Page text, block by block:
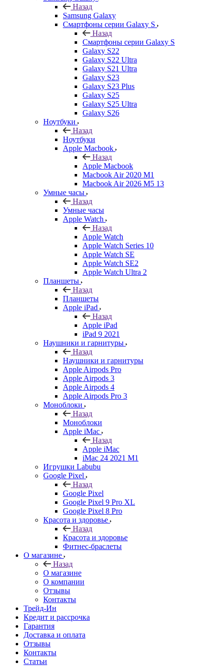
Назад
Samsung Galaxy
Смартфоны серии Galaxy S
Назад
Смартфоны серии Galaxy S
Galaxy S22
Galaxy S22 Ultra
Galaxy S21 Ultra
Galaxy S23
Galaxy S23 Plus
Galaxy S25
Galaxy S25 Ultra
Galaxy S26
Ноутбуки
Назад
Ноутбуки
Apple Macbook
Назад
Apple Macbook
Macbook Air 2020 M1
Macbook Air 2026 M5 13
Умные часы
Назад
Умные часы
Apple Watch
Назад
Apple Watch
Apple Watch Series 10
Apple Watch SE
Apple Watch SE2
Apple Watch Ultra 2
Планшеты
Назад
Планшеты
Apple iPad
Назад
Apple iPad
iPad 9 2021
Наушники и гарнитуры
Назад
Наушники и гарнитуры
Apple Airpods Pro
Apple Airpods 3
Apple Airpods 4
Apple Airpods Pro 3
Моноблоки
Назад
Моноблоки
Apple iMac
Назад
Apple iMac
iMac 24 2021 M1
Игрушки Labubu
Google Pixel
Назад
Google Pixel
Google Pixel 9 Pro XL
Google Pixel 8 Pro
Красота и здоровье
Назад
Красота и здоровье
Фитнес-браслеты
О магазине
Назад
О магазине
О компании
Отзывы
Контакты
Трейд-Ин
Кредит и рассрочка
Гарантия
Доставка и оплата
Отзывы
Контакты
Статьи